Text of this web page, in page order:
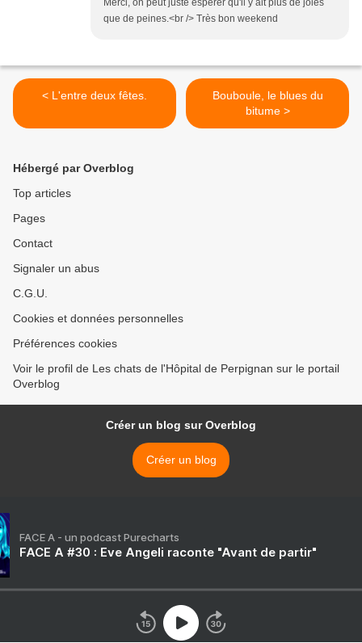
Merci, on peut juste espérer qu'il y ait plus de joies
que de peines.<br /> Très bon weekend
< L'entre deux fêtes.
Bouboule, le blues du
bitume >
Hébergé par Overblog
Top articles
Pages
Contact
Signaler un abus
C.G.U.
Cookies et données personnelles
Préférences cookies
Voir le profil de Les chats de l'Hôpital de Perpignan sur le portail
Overblog
Créer un blog sur Overblog
Créer un blog
FACE A - un podcast Purecharts
FACE A #30 : Eve Angeli raconte "Avant de partir"